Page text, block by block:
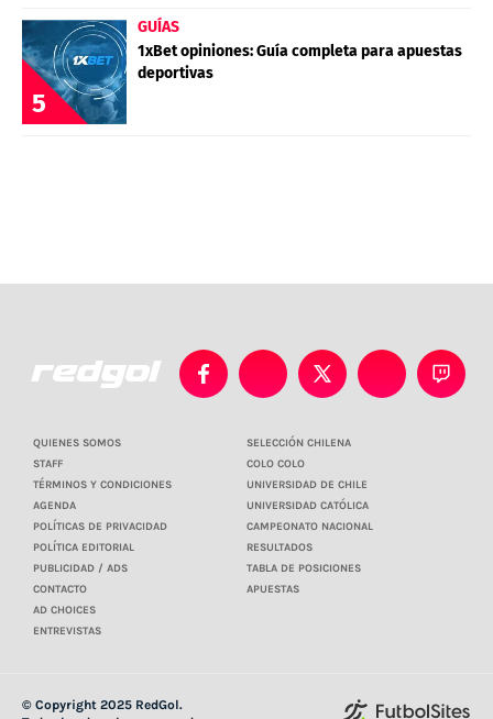
5
GUÍAS
1xBet opiniones: Guía completa para apuestas
deportivas
QUIENES SOMOS
STAFF
TÉRMINOS Y CONDICIONES
AGENDA
POLÍTICAS DE PRIVACIDAD
POLÍTICA EDITORIAL
PUBLICIDAD / ADS
CONTACTO
AD CHOICES
ENTREVISTAS
SELECCIÓN CHILENA
COLO COLO
UNIVERSIDAD DE CHILE
UNIVERSIDAD CATÓLICA
CAMPEONATO NACIONAL
RESULTADOS
TABLA DE POSICIONES
APUESTAS
© Copyright 2025 RedGol.